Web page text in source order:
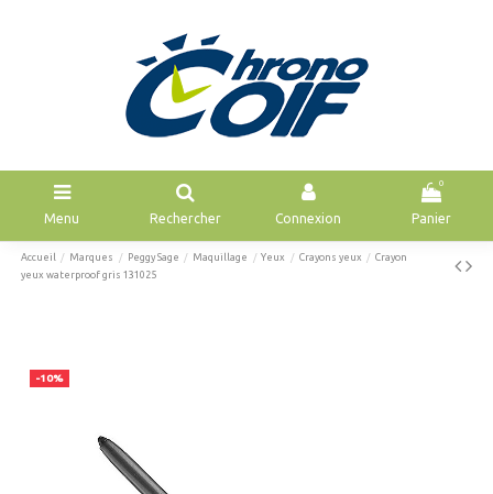
Menu Rechercher Connexion
0
Panier
Accueil Marques Peggy Sage Maquillage Yeux Crayons yeux
Crayon
yeux waterproof gris 131025
-10%